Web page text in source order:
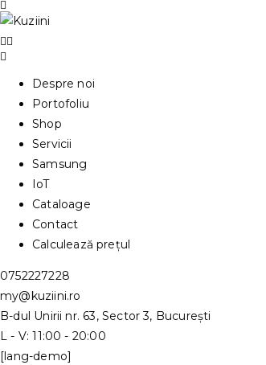
Despre noi
Portofoliu
Shop
Servicii
Samsung
IoT
Cataloage
Contact
Calculează prețul
0752227228
my@kuziini.ro
B-dul Unirii nr. 63, Sector 3, București
L - V: 11:00 - 20:00
[lang-demo]